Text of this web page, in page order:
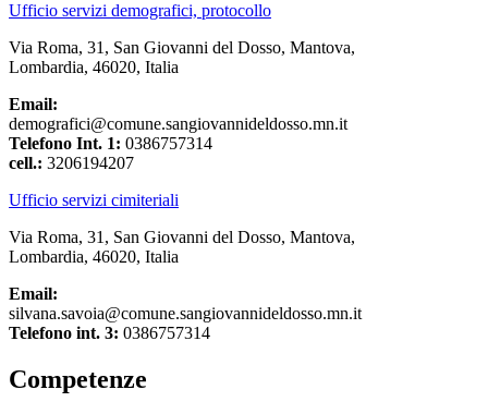
Ufficio servizi demografici, protocollo
Via Roma, 31, San Giovanni del Dosso, Mantova,
Lombardia, 46020, Italia
Email:
demografici@comune.sangiovannideldosso.mn.it
Telefono Int. 1: 0386757314
cell.: 3206194207
Ufficio servizi cimiteriali
Via Roma, 31, San Giovanni del Dosso, Mantova,
Lombardia, 46020, Italia
Email:
silvana.savoia@comune.sangiovannideldosso.mn.it
Telefono int. 3: 0386757314
Competenze